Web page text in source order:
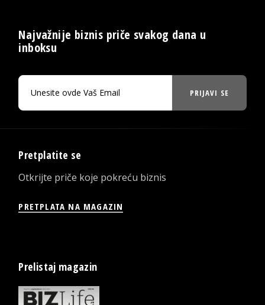
Najvažnije biznis priče svakog dana u
inboksu
PRIJAVI SE
Pretplatite se
Otkrijte priče koje pokreću biznis
PRETPLATA NA MAGAZIN
Prelistaj magazin